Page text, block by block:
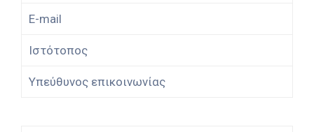
E-mail
Ιστότοπος
Υπεύθυνος επικοινωνίας